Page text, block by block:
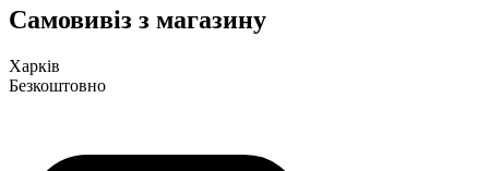
Самовивіз з магазину
Харків
Безкоштовно